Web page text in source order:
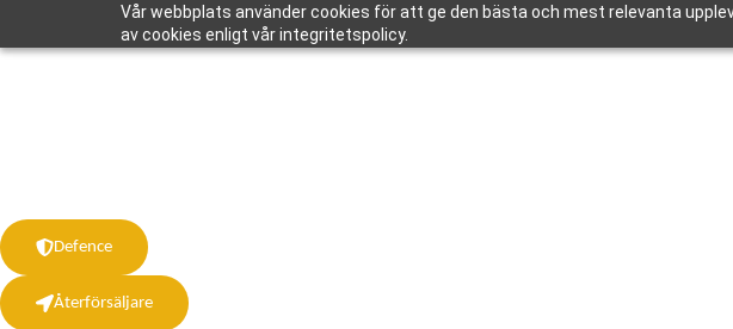
Vår webbplats använder cookies för att ge den bästa och mest relevanta
av cookies enligt vår integritetspolicy.
Defence
Återförsäljare